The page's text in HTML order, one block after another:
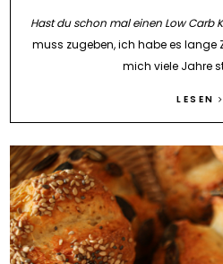
Hast du schon mal einen Low Carb
muss zugeben, ich habe es lange
mich viele Jahre
LESEN